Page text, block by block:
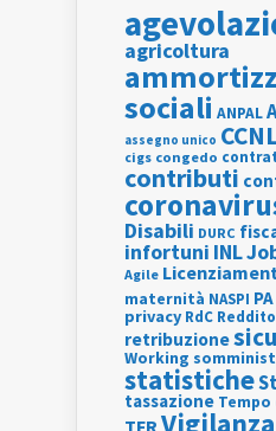
agricoltura
sociali ANPAL
assegno unico
cigs congedo
contributi
Disabili DURC
infortuni INL
Agile
maternità NASPI PA
privacy RdC
retribuzione
Working
statistiche
tassazione
TFR Vigilanza